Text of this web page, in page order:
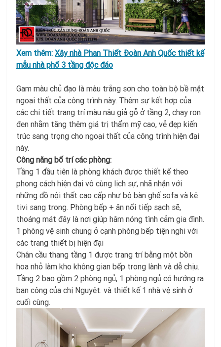
Xem thêm: Xây nhà Phan Thiết Đoàn Anh Quốc thiết kế
mẫu nhà phố 3 tầng độc đáo
Gam màu chủ đạo là màu trắng sơn cho toàn bộ bề mặt
ngoại thất của công trình này. Thêm sự kết hợp của
các chi tiết trang trí màu nâu giả gỗ ở tầng 2, chạy ron
đen nhằm tăng thêm giá trị thẩm mỹ cao, vẻ đẹp kiến
trúc sang trọng cho ngoại thất của công trình hiện đại
này.
Công năng bố trí các phòng:
Tầng 1 đầu tiên là phòng khách được thiết kế theo
phong cách hiện đại vô cùng lịch sự, nhã nhặn với
những đồ nội thất cao cấp như bộ bàn ghế sofa và kệ
tivi sang trọng. Phòng bếp + ăn nối tiếp sạch sẽ,
thoáng mát đây là nơi giúp hâm nóng tình cảm gia đình.
1 phòng vệ sinh chung ở cạnh phòng bếp tiện nghi với
các trang thiết bị hiện đại
Chân cầu thang tầng 1 được trang trí bằng một bồn
hoa nhỏ làm kho không gian bếp trong lành và dễ chịu.
Tầng 2 bao gồm 2 phòng ngủ, 1 phòng ngủ có hướng ra
ban công của chị Nguyệt. và thiết kế 1 nhà vệ sinh ở
cuối cùng.